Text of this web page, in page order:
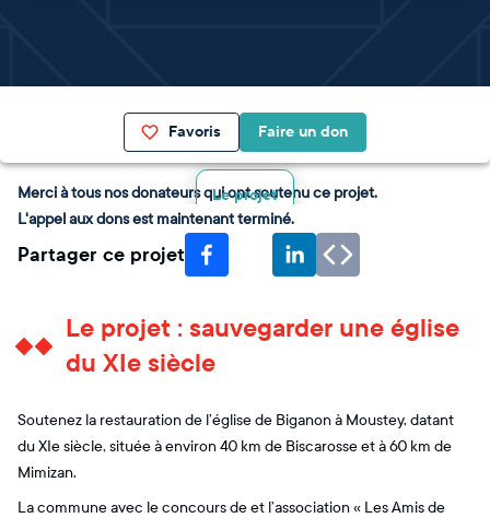
Favoris Faire un don
Le projet
Merci à tous nos donateurs qui ont soutenu ce projet.
L'appel aux dons est maintenant terminé.
Partager ce projet
Le projet : sauvegarder une église
du XIe siècle
Soutenez la restauration de l’église de Biganon à Moustey, datant
du XIe siècle, située à environ 40 km de Biscarosse et à 60 km de
Mimizan.
La commune avec le concours de et l’association « Les Amis de